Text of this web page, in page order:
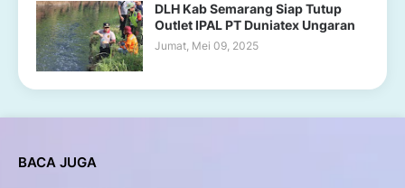
DLH Kab Semarang Siap Tutup
Outlet IPAL PT Duniatex Ungaran
Jumat, Mei 09, 2025
BACA JUGA